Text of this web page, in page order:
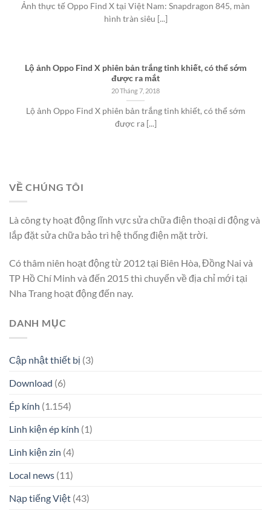
Ảnh thực tế Oppo Find X tại Việt Nam: Snapdragon 845, màn
hình tràn siêu [...]
Lộ ảnh Oppo Find X phiên bản trắng tinh khiết, có thể sớm
được ra mắt
20 Tháng 7, 2018
Lộ ảnh Oppo Find X phiên bản trắng tinh khiết, có thể sớm
được ra [...]
VỀ CHÚNG TÔI
Là công ty hoạt động lĩnh vực sửa chữa điện thoại di động và
lắp đặt sửa chữa bảo trì hệ thống điện mặt trời.
Có thâm niên hoạt động từ 2012 tại Biên Hòa, Đồng Nai và
TP Hồ Chí Minh và đến 2015 thì chuyển về địa chỉ mới tại
Nha Trang hoạt động đến nay.
DANH MỤC
Cập nhật thiết bị (3)
Download (6)
Ép kính (1.154)
Linh kiện ép kính (1)
Linh kiện zin (4)
Local news (11)
Nạp tiếng Việt (43)